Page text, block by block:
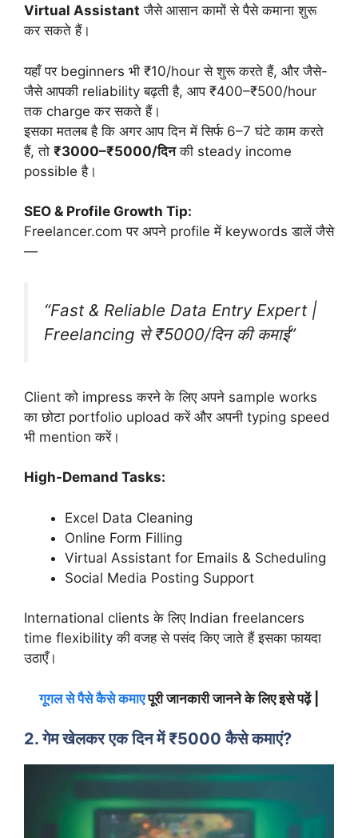
Virtual Assistant जैसे आसान कामों से पैसे कमाना शुरू
कर सकते हैं।
यहाँ पर beginners भी ₹10/hour से शुरू करते हैं, और जैसे-
जैसे आपकी reliability बढ़ती है, आप ₹400–₹500/hour
तक charge कर सकते हैं।
इसका मतलब है कि अगर आप दिन में सिर्फ 6–7 घंटे काम करते
हैं, तो ₹3000–₹5000/दिनकी steady income
possible है।
SEO & Profile Growth Tip:
Freelancer.com पर अपने profile में keywords डालें जैसे
—
“Fast & Reliable Data Entry Expert |
Freelancing से ₹5000/दिन की कमाई”
Client को impress करने के लिए अपने sample works
का छोटा portfolio upload करें और अपनी typing speed
भी mention करें।
High-Demand Tasks:
Excel Data Cleaning
Online Form Filling
Virtual Assistant for Emails & Scheduling
Social Media Posting Support
International clients के लिए Indian freelancers
time flexibility की वजह से पसंद किए जाते हैं इसका फायदा
उठाएँ।
गूगल से पैसे कैसे कमाएपूरी जानकारी जानने के लिए इसे पढ़ें |
2. गेम खेलकर एक दिन में ₹5000 कैसे कमाएं?